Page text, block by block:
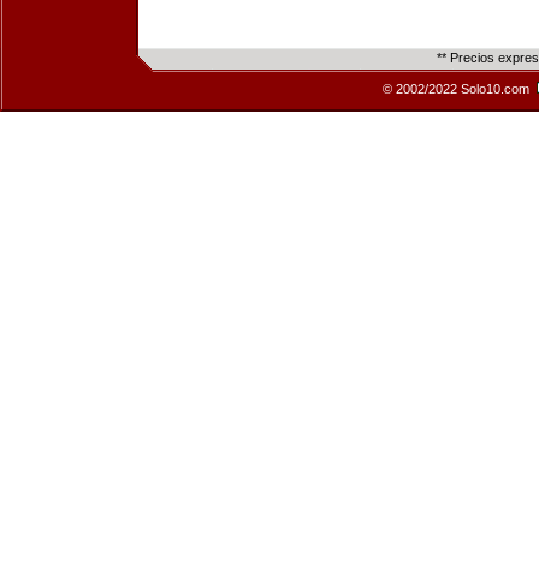
** Precios
© 2002/2022 Solo10.com